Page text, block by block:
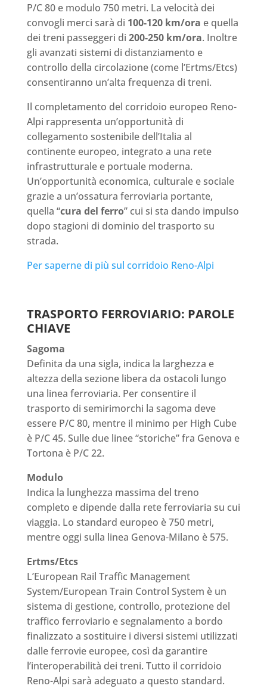
P/C 80 e modulo 750 metri. La velocità dei
convogli merci sarà di 100-120 km/ora e quella
dei treni passeggeri di 200-250 km/ora. Inoltre
gli avanzati sistemi di distanziamento e
controllo della circolazione (come l’Ertms/Etcs)
consentiranno un’alta frequenza di treni.
Il completamento del corridoio europeo Reno-
Alpi rappresenta un’opportunità di
collegamento sostenibile dell’Italia al
continente europeo, integrato a una rete
infrastrutturale e portuale moderna.
Un’opportunità economica, culturale e sociale
grazie a un’ossatura ferroviaria portante,
quella “cura del ferro” cui si sta dando impulso
dopo stagioni di dominio del trasporto su
strada.
Per saperne di più sul corridoio Reno-Alpi
TRASPORTO FERROVIARIO: PAROLE
CHIAVE
Sagoma
Definita da una sigla, indica la larghezza e
altezza della sezione libera da ostacoli lungo
una linea ferroviaria. Per consentire il
trasporto di semirimorchi la sagoma deve
essere P/C 80, mentre il minimo per High Cube
è P/C 45. Sulle due linee “storiche” fra Genova e
Tortona è P/C 22.
Modulo
Indica la lunghezza massima del treno
completo e dipende dalla rete ferroviaria su cui
viaggia. Lo standard europeo è 750 metri,
mentre oggi sulla linea Genova-Milano è 575.
Ertms/Etcs
L’European Rail Traffic Management
System/European Train Control System è un
sistema di gestione, controllo, protezione del
traffico ferroviario e segnalamento a bordo
finalizzato a sostituire i diversi sistemi utilizzati
dalle ferrovie europee, così da garantire
l’interoperabilità dei treni. Tutto il corridoio
Reno-Alpi sarà adeguato a questo standard.